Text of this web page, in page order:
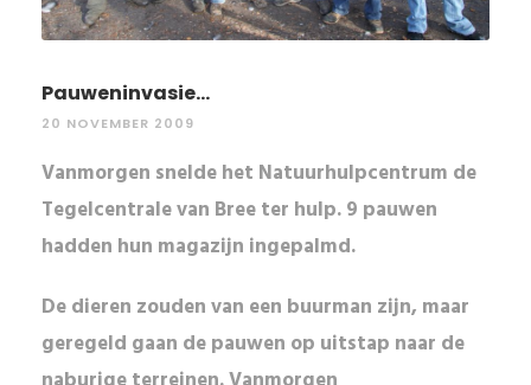
Pauweninvasie...
20 NOVEMBER 2009
Vanmorgen snelde het Natuurhulpcentrum de
Tegelcentrale van Bree ter hulp. 9 pauwen
hadden hun magazijn ingepalmd.
De dieren zouden van een buurman zijn, maar
geregeld gaan de pauwen op uitstap naar de